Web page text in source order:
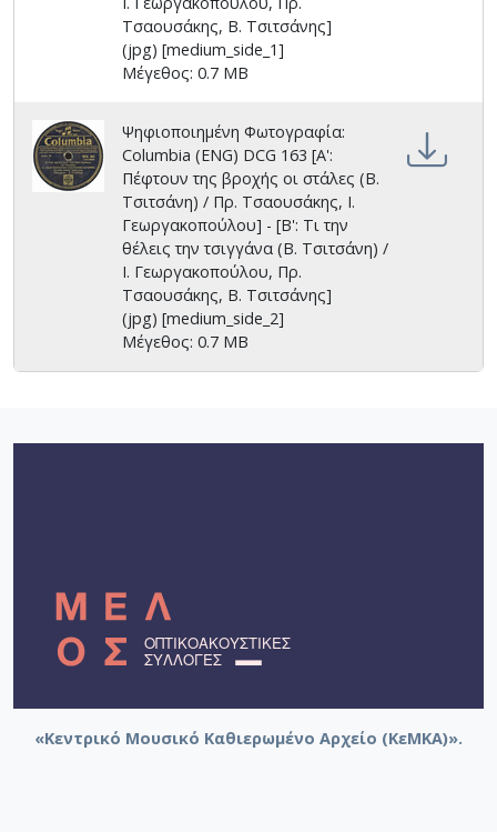
Τσαουσάκης, Β. Τσιτσάνης]
(jpg) [medium_side_1]
Μέγεθος: 0.7 MB
Ψηφιοποιημένη Φωτογραφία:
Columbia (ENG) DCG 163 [Α':
Πέφτουν της βροχής οι στάλες (Β.
Τσιτσάνη) / Πρ. Τσαουσάκης, Ι.
Γεωργακοπούλου] - [Β': Τι την
θέλεις την τσιγγάνα (Β. Τσιτσάνη) /
Ι. Γεωργακοπούλου, Πρ.
Τσαουσάκης, Β. Τσιτσάνης]
(jpg) [medium_side_2]
Μέγεθος: 0.7 MB
«Κεντρικό Μουσικό Καθιερωμένο Αρχείο (ΚεΜΚΑ)».